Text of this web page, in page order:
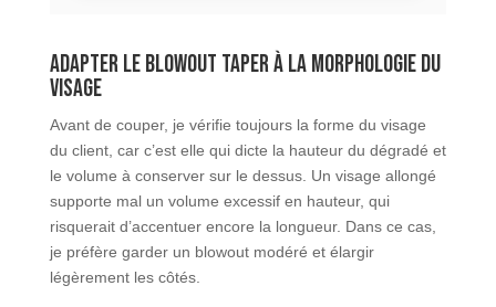
Adapter le blowout taper à la morphologie du
visage
Avant de couper, je vérifie toujours la forme du visage
du client, car c’est elle qui dicte la hauteur du dégradé et
le volume à conserver sur le dessus. Un visage allongé
supporte mal un volume excessif en hauteur, qui
risquerait d’accentuer encore la longueur. Dans ce cas,
je préfère garder un blowout modéré et élargir
légèrement les côtés.